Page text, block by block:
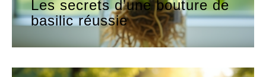
Les secrets d’une bouture de
basilic réussie